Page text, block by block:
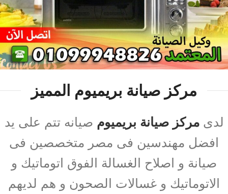
مركز صيانة بريميوم المميز
لدىمركز صيانة بريميوم صيانه تتم على يد
افضل مهندسين فى مصر متخصصين فى
صيانة و اصلاح الغسالة الفوق اتوماتيك و
الاتوماتيك و غسالات الصحون و هم لديهم